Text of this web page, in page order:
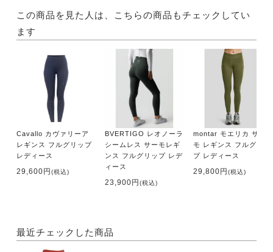
この商品を見た人は、こちらの商品もチェックしてい
ます
Cavallo カヴァリーア
レギンス フルグリップ
レディース
29,600円 (税込)
BVERTIGO レオノーラ
シームレス サーモレギ
ンス フルグリップ レデ
ィース
23,900円 (税込)
montar モエリカ サー
モ レギンス フルグリッ
プ レディース
29,800円 (税込)
最近チェックした商品